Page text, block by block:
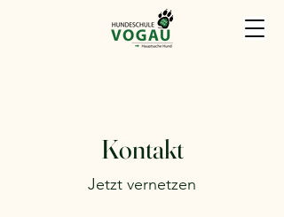
Kontakt
Jetzt vernetzen